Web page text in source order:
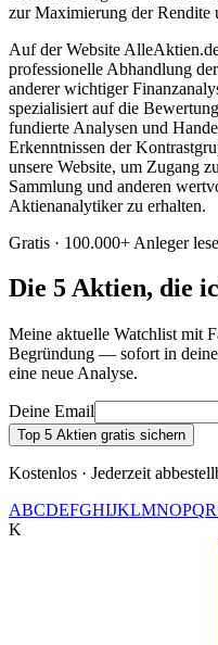
zur Maximierung der Rendite
Auf der Website
professionelle Abhandlung
anderer wichtiger
spezialisiert auf die
fundierte Analysen und
Erkenntnissen der
unsere Website, um Zugang
Sammlung und anderen
Aktienanalytiker zu erhalten.
Gratis · 100.000+ Anleger
Die 5 Aktien, die
Meine aktuelle Watchlist mit
Begründung — sofort in
eine neue Analyse.
Deine Email
Top 5 Aktien gratis sichern
Kostenlos · Jederzeit
ABCDEFGHIJKLMNOPQR
K